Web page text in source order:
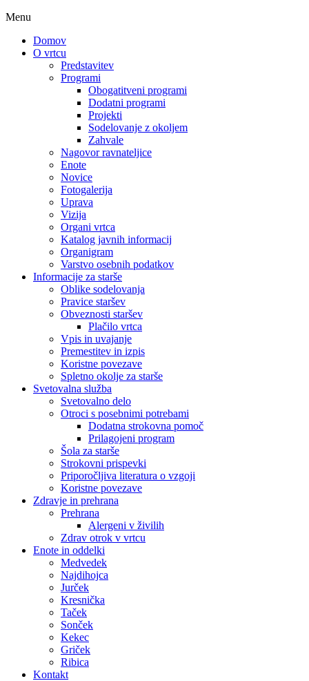
Menu
Domov
O vrtcu
Predstavitev
Programi
Obogatitveni programi
Dodatni programi
Projekti
Sodelovanje z okoljem
Zahvale
Nagovor ravnateljice
Enote
Novice
Fotogalerija
Uprava
Vizija
Organi vrtca
Katalog javnih informacij
Organigram
Varstvo osebnih podatkov
Informacije za starše
Oblike sodelovanja
Pravice staršev
Obveznosti staršev
Plačilo vrtca
Vpis in uvajanje
Premestitev in izpis
Koristne povezave
Spletno okolje za starše
Svetovalna služba
Svetovalno delo
Otroci s posebnimi potrebami
Dodatna strokovna pomoč
Prilagojeni program
Šola za starše
Strokovni prispevki
Priporočljiva literatura o vzgoji
Koristne povezave
Zdravje in prehrana
Prehrana
Alergeni v živilih
Zdrav otrok v vrtcu
Enote in oddelki
Medvedek
Najdihojca
Jurček
Kresnička
Taček
Sonček
Kekec
Griček
Ribica
Kontakt